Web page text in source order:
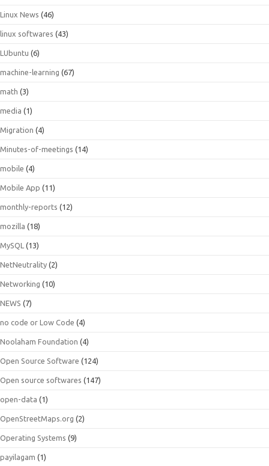
Linux News (46)
linux softwares (43)
LUbuntu (6)
machine-learning (67)
math (3)
media (1)
Migration (4)
Minutes-of-meetings (14)
mobile (4)
Mobile App (11)
monthly-reports (12)
mozilla (18)
MySQL (13)
NetNeutrality (2)
Networking (10)
NEWS (7)
no code or Low Code (4)
Noolaham Foundation (4)
Open Source Software (124)
Open source softwares (147)
open-data (1)
OpenStreetMaps.org (2)
Operating Systems (9)
payilagam (1)